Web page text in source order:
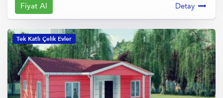
Fiyat Al Detay
Tek Katlı Çelik Evler